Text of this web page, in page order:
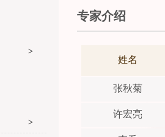
专家介绍
姓名
张秋菊
许宏亮